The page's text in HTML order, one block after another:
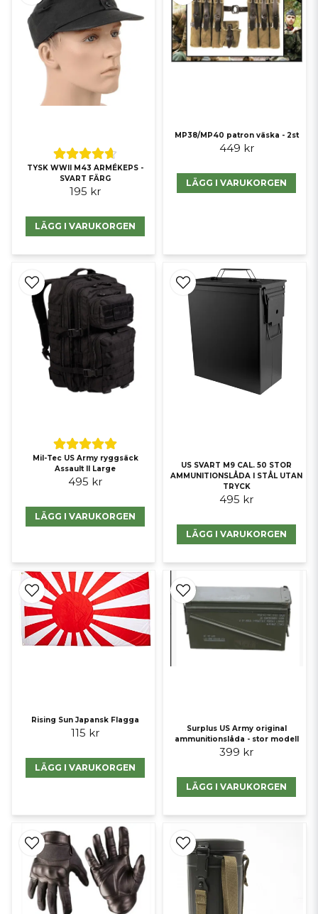
TYSK WWII M43 ARMÉKEPS -
SVART FÄRG
195 kr
LÄGG I VARUKORGEN
MP38/MP40 patron väska - 2st
449 kr
LÄGG I VARUKORGEN
Mil-Tec US Army ryggsäck
Assault II Large
495 kr
LÄGG I VARUKORGEN
US SVART M9 CAL. 50 STOR
AMMUNITIONSLÅDA I STÅL UTAN
TRYCK
495 kr
LÄGG I VARUKORGEN
Rising Sun Japansk Flagga
115 kr
LÄGG I VARUKORGEN
Surplus US Army original
ammunitionslåda - stor modell
399 kr
LÄGG I VARUKORGEN